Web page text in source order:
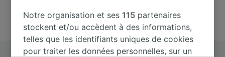
Notre organisation et ses115 partenaires
stockent et/ou accèdent à des informations,
telles que les identifiants uniques de cookies
pour traiter les données personnelles, sur un